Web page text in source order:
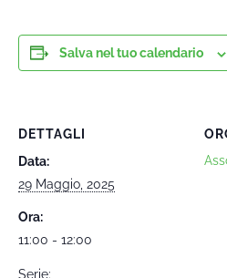
Salva nel tuo calendario
DETTAGLI
Data:
29 Maggio, 2025
Ora:
11:00 - 12:00
Serie: